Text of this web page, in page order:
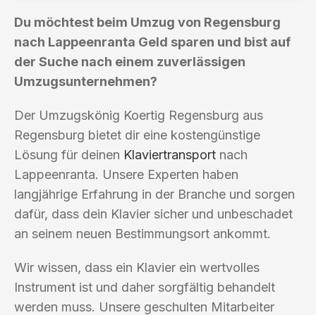
Du möchtest beim Umzug von Regensburg
nach Lappeenranta Geld sparen und bist auf
der Suche nach einem zuverlässigen
Umzugsunternehmen?
Der Umzugskönig Koertig Regensburg aus
Regensburg bietet dir eine kostengünstige
Lösung für deinen Klaviertransport nach
Lappeenranta. Unsere Experten haben
langjährige Erfahrung in der Branche und sorgen
dafür, dass dein Klavier sicher und unbeschadet
an seinem neuen Bestimmungsort ankommt.
Wir wissen, dass ein Klavier ein wertvolles
Instrument ist und daher sorgfältig behandelt
werden muss. Unsere geschulten Mitarbeiter